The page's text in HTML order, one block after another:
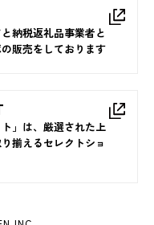
納税返礼品事業者と
販売をしております
」は、厳選された上
揃えるセレクトショ